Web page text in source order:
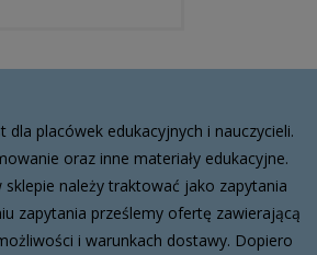
dla placówek edukacyjnych i nauczycieli.
oraz inne materiały edukacyjne.
sklepie należy traktować jako zapytania
zapytania prześlemy ofertę zawierającą
i warunkach dostawy. Dopiero